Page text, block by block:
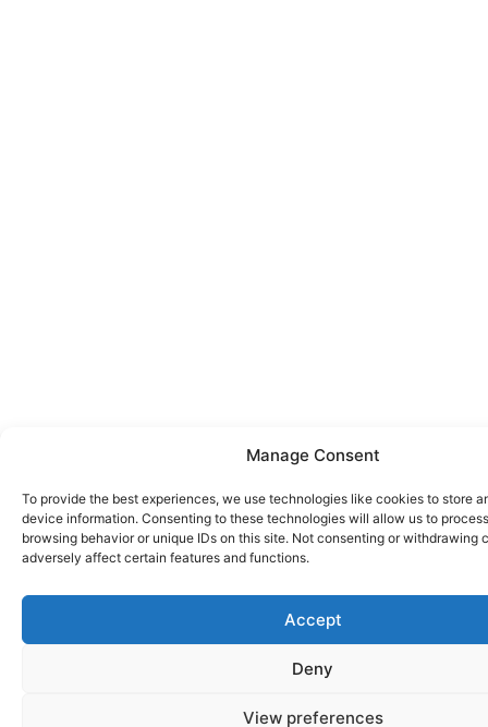
Manage Consent
To provide the best experiences, we use technologies like cookies to store
device information. Consenting to these technologies will allow us to
browsing behavior or unique IDs on this site. Not consenting or withdrawing
adversely affect certain features and functions.
Accept
Deny
View preferences